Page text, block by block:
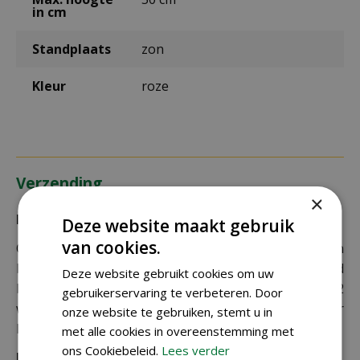
in cm
Standplaats zon
Kleur roze
Verzending
Bezorging:
Om uw bestelling goed en veilig bij u thuis te laten
bezorgen maken wij gebruik van PostNL. De levertijd
bedraagt doorgaans tussen de 1 en 2
werkdagen. Deze bezorgtijd geldt zowel voor
Nederland als België.
×
Deze website maakt gebruik
van cookies.
Deze website gebruikt cookies om uw
gebruikerservaring te verbeteren. Door
onze website te gebruiken, stemt u in
met alle cookies in overeenstemming met
ons Cookiebeleid. Lees verder